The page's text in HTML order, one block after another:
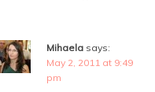
Mihaela says:
May 2, 2011 at 9:49
pm